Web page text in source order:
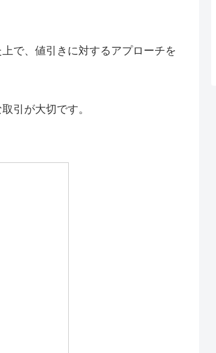
で、値引きに対するアプローチを
引が大切です。